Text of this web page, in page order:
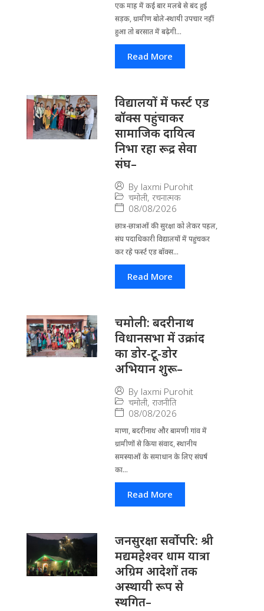
एक माह में कई बार मलबे से बंद हुई
सड़क, ग्रामीण बोले-स्थायी उपचार नहीं
हुआ तो बरसात में बढ़ेगी...
Read More
विद्यालयों में फर्स्ट एड
बॉक्स पहुंचाकर
सामाजिक दायित्व
निभा रहा रूद्र सेवा
संघ–
By laxmi Purohit
चमोली, रचनात्मक
08/08/2026
छात्र-छात्राओं की सुरक्षा को लेकर पहल,
संघ पदाधिकारी विद्यालयों में पहुंचकर
कर रहे फर्स्ट एड बॉक्स...
Read More
चमोली: बदरीनाथ
विधानसभा में उक्रांद
का डोर-टू-डोर
अभियान शुरू–
By laxmi Purohit
चमोली, राजनीति
08/08/2026
माणा, बदरीनाथ और बामणी गांव में
ग्रामीणों से किया संवाद, स्थानीय
समस्याओं के समाधान के लिए संघर्ष
का...
Read More
जनसुरक्षा सर्वोपरि: श्री
मद्यमहेश्वर धाम यात्रा
अग्रिम आदेशों तक
अस्थायी रूप से
स्थगित–